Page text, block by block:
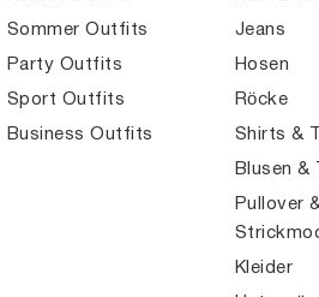
Sommer Outfits
Party Outfits
Sport Outfits
Business Outfits
Jeans
Hosen
Röcke
Shirts &
Blusen &
Pullover
Kleider